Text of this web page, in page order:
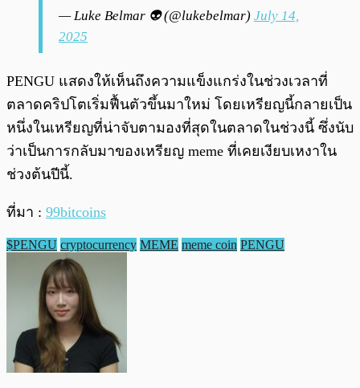
— Luke Belmar 👽 (@lukebelmar) July 14,
2025
PENGU แสดงให้เห็นถึงความแข็งแกร่งในช่วงเวลาที่
ตลาดคริปโตเริ่มฟื้นตัวขึ้นมาใหม่ โดยเหรียญนี้กลายเป็น
หนึ่งในเหรียญที่น่าจับตามองที่สุดในตลาดในช่วงนี้ ซึ่งนับ
ว่าเป็นการกลับมาของเหรียญ meme ที่เคยเงียบเหงาใน
ช่วงต้นปีนี้.
ที่มา : 99bitcoins
$PENGU cryptocurrency MEME meme coin PENGU